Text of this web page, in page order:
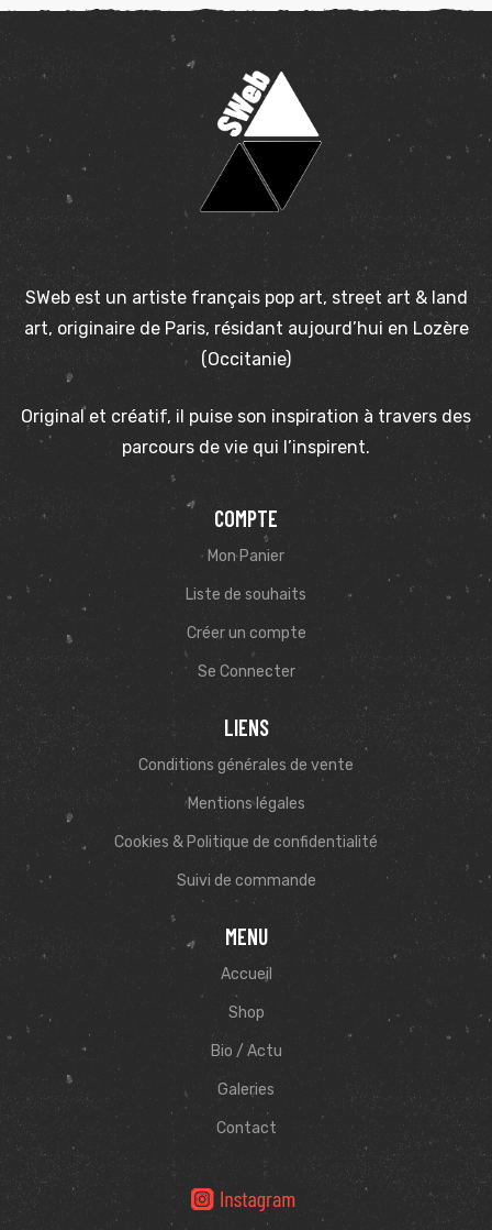
SWeb est un artiste français pop art, street art & land
art, originaire de Paris, résidant aujourd’hui en Lozère
(Occitanie)
Original et créatif, il puise son inspiration à travers des
parcours de vie qui l’inspirent.
COMPTE
Mon Panier
Liste de souhaits
Créer un compte
Se Connecter
LIENS
Conditions générales de vente
Mentions légales
Cookies & Politique de confidentialité
Suivi de commande
MENU
Accueil
Shop
Bio / Actu
Galeries
Contact